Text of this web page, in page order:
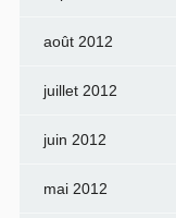
août 2012
juillet 2012
juin 2012
mai 2012